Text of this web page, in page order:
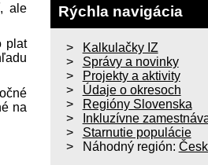
ale
plat
na
Rýchla navigácia
Kalkulačky IZ
Správy a novinky
Projekty a aktivity
Údaje o okresoch
Regióny Slovenska
Inkluzívne
Starnutie populácie
Náhodný región: